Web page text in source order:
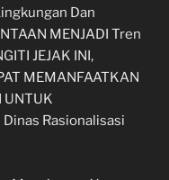
Dan
MENJADI Tren
JEJAK INI,
MEMANFAATKAN
UNTUK
Rasionalisasi